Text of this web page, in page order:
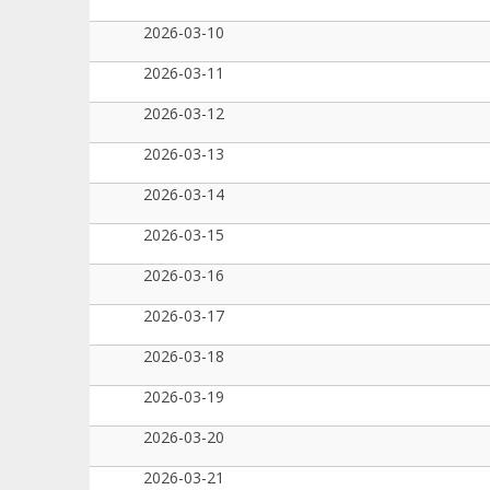
2026-03-10
2026-03-11
2026-03-12
2026-03-13
2026-03-14
2026-03-15
2026-03-16
2026-03-17
2026-03-18
2026-03-19
2026-03-20
2026-03-21